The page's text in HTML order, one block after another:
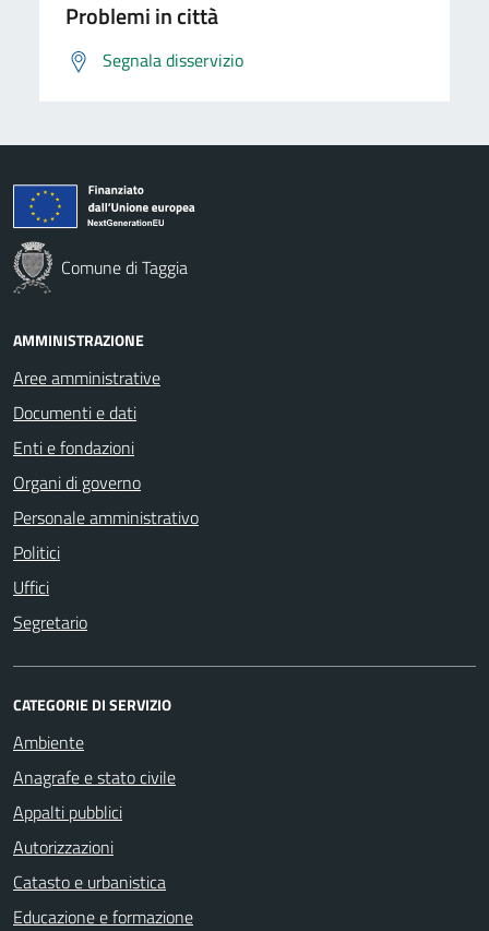
Problemi in città
Segnala disservizio
Comune di Taggia
AMMINISTRAZIONE
Aree amministrative
Documenti e dati
Enti e fondazioni
Organi di governo
Personale amministrativo
Politici
Uffici
Segretario
CATEGORIE DI SERVIZIO
Ambiente
Anagrafe e stato civile
Appalti pubblici
Autorizzazioni
Catasto e urbanistica
Educazione e formazione